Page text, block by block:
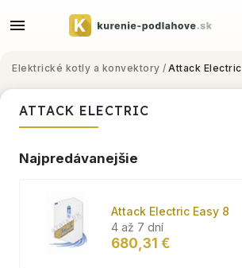
Elektrické kotly a konvektory / Attack Electric
ATTACK ELECTRIC
Najpredávanejšie
Attack Electric Easy 8
4 až 7 dní
680,31 €